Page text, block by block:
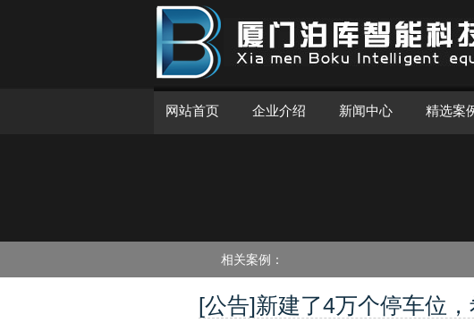
网站首页 企业介绍 新闻中心 精选案
相关案例：
[公告]新建了4万个停车位